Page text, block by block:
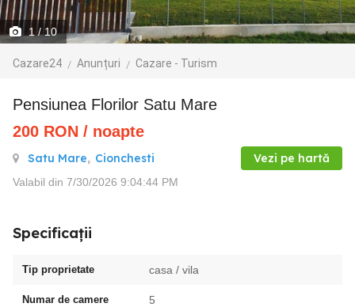
1 / 10
Cazare24 Anunțuri Cazare - Turism
Pensiunea Florilor Satu Mare
200 RON / noapte
Satu Mare, Cionchesti Vezi pe hartă
Valabil din 7/30/2026 9:04:44 PM
Specificații
Tip proprietate casa / vila
Numar de camere 5